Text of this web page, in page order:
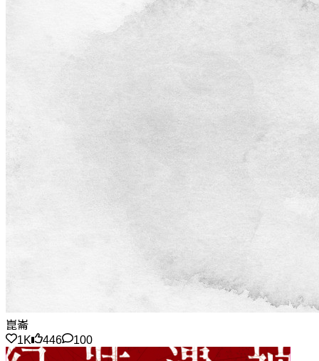
崑崙
1K
446 100